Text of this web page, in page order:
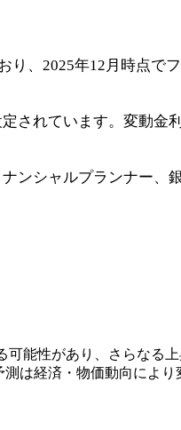
、2025年12月時点で
されています。変動
ンシャルプランナー、
可能性があり、さらな
は経済・物価動向によ